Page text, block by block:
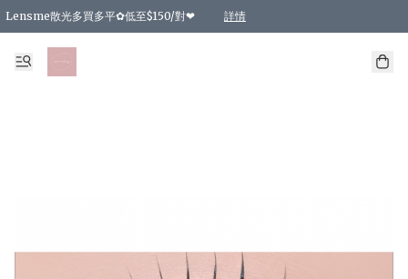
Lensme散光多買多平✿低至$150/對❤ 詳情
台灣Karacon⁩✧日拋 特價清貨❁⃘
日本韓國多款日/月拋現貨☼ 特價❤︎數量有限 售完即止
🇰🇷韓國多款月拋現貨 特價兩對$99✿數量有限 售完即止♫
精選商品，任選買2件或以上9 折；買4件或以上85 折；買6件或以上8 折
精選商品，任選買2件HKD 140.00；買4件HKD 260.00
精選商品，任選買2件HKD 190.00；買4件HKD 360.00
精選商品，任選買2件HKD 110.00；買4件HKD 180.00
精選商品，任選買2件HKD 170.00；買4件HKD 320.00
精選商品，任選買2件或以上減HKD 148.00
精選商品，任選買2件或以上減HKD 148.00
精選商品，任選買2件或以上95 折；買4件或以上9 折；買6件或以上85 折；買8件
精選商品，任選買12件或以上87 折
精選商品，任選買2件或以上減HKD 16.00；買4件或以上減HKD 32.00；買6
精選商品，任選買2件或以上95 折；買4件或以上9 折；買8件或以上85 折；買12
購物滿 HKD 800.00即享免運費優惠！（適用於 特定的送貨方式 )